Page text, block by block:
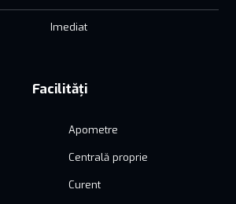
Imediat
Facilități
Apometre
Centrală proprie
Curent